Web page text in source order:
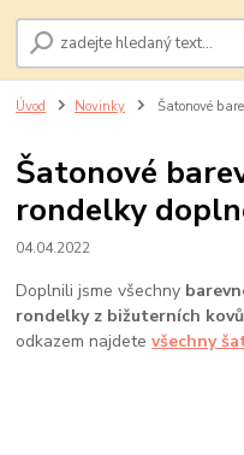
Úvod Novinky Šatonové
Šatonové
rondelky
04.04.2022
Doplnili jsme všechny
rondelky z bižuterních
odkazem najdetevšechny